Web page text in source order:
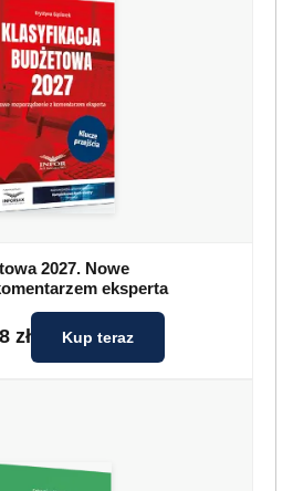
2027. Nowe
eksperta
zł Kup teraz